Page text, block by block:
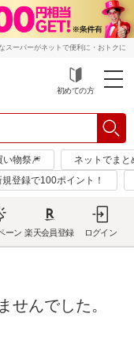
スーパーがネットで便利に・おトクに
初めての方
い物祭🎆
ネットでまと
規登録で100ポイント！
ーン 楽天会員登録 ログイン
せんでした。